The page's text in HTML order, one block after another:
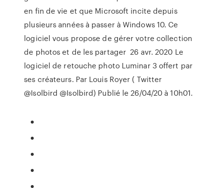
en fin de vie et que Microsoft incite depuis
plusieurs années à passer à Windows 10. Ce
logiciel vous propose de gérer votre collection
de photos et de les partager 26 avr. 2020 Le
logiciel de retouche photo Luminar 3 offert par
ses créateurs. Par Louis Royer ( Twitter
@Isolbird @Isolbird) Publié le 26/04/20 à 10h01.